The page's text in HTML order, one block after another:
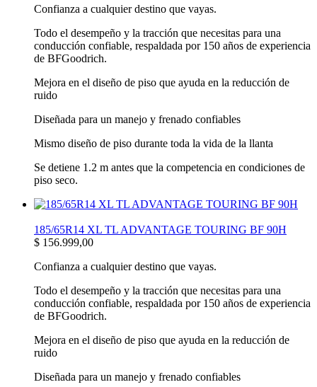
Confianza a cualquier destino que vayas.
Todo el desempeño y la tracción que necesitas para una
conducción confiable, respaldada por 150 años de experiencia
de BFGoodrich.
Mejora en el diseño de piso que ayuda en la reducción de
ruido
Diseñada para un manejo y frenado confiables
Mismo diseño de piso durante toda la vida de la llanta
Se detiene 1.2 m antes que la competencia en condiciones de
piso seco.
185/65R14 XL TL ADVANTAGE TOURING BF 90H
$ 156.999,00
Confianza a cualquier destino que vayas.
Todo el desempeño y la tracción que necesitas para una
conducción confiable, respaldada por 150 años de experiencia
de BFGoodrich.
Mejora en el diseño de piso que ayuda en la reducción de
ruido
Diseñada para un manejo y frenado confiables